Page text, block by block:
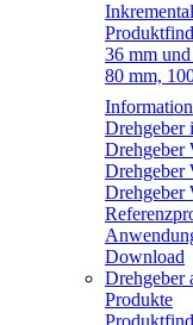
36 mm
80 mm,
Drehgeber
Drehgeber
Drehgeber
Drehgeber
Download
Drehgeber
Produkte